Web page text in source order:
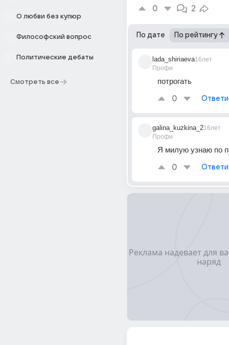
О любви без купюр
Философский вопрос
Политические дебаты
Смотреть все
0 2
По дате По рейтингу
lada_shiriaeva
Профи
16лет
потрогать
0
galina_kuzkina_2
Профи
16лет
Я милую узнаю по
0